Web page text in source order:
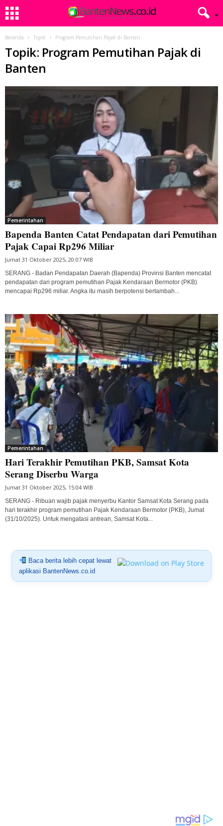
Beranda Topik Program Pemutihan Pajak di Banten
Topik: Program Pemutihan Pajak di
Banten
Pemerintahan
Bapenda Banten Catat Pendapatan dari Pemutihan
Pajak Capai Rp296 Miliar
Jumat 31 Oktober 2025, 20:07 WIB
SERANG - Badan Pendapatan Daerah (Bapenda) Provinsi Banten mencatat
pendapatan dari program pemutihan Pajak Kendaraan Bermotor (PKB)
mencapai Rp296 miliar. Angka itu masih berpotensi bertambah...
Pemerintahan
Hari Terakhir Pemutihan PKB, Samsat Kota
Serang Diserbu Warga
Jumat 31 Oktober 2025, 15:04 WIB
SERANG - Ribuan wajib pajak menyerbu Kantor Samsat Kota Serang pada
hari terakhir program pemutihan Pajak Kendaraan Bermotor (PKB), Jumat
(31/10/2025). Untuk mengatasi antrean, Samsat Kota...
Baca berita lebih cepat lewat
aplikasi BantenNews.co.id